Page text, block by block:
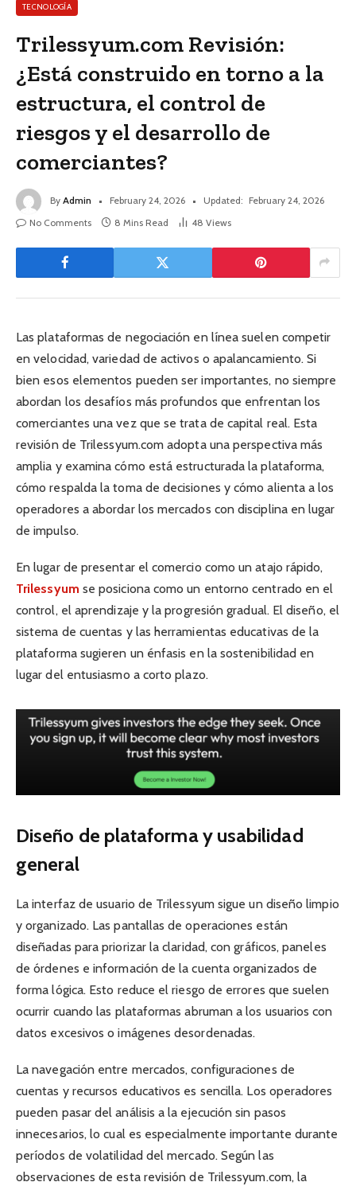
TECNOLOGÍA
Trilessyum.com Revisión:
¿Está construido en torno a la
estructura, el control de
riesgos y el desarrollo de
comerciantes?
By Admin February 24, 2026 Updated: February 24, 2026
No Comments
8 Mins Read 48 Views
Las plataformas de negociación en línea suelen competir
en velocidad, variedad de activos o apalancamiento. Si
bien esos elementos pueden ser importantes, no siempre
abordan los desafíos más profundos que enfrentan los
comerciantes una vez que se trata de capital real. Esta
revisión de Trilessyum.com adopta una perspectiva más
amplia y examina cómo está estructurada la plataforma,
cómo respalda la toma de decisiones y cómo alienta a los
operadores a abordar los mercados con disciplina en lugar
de impulso.
En lugar de presentar el comercio como un atajo rápido,
Trilessyum se posiciona como un entorno centrado en el
control, el aprendizaje y la progresión gradual. El diseño, el
sistema de cuentas y las herramientas educativas de la
plataforma sugieren un énfasis en la sostenibilidad en
lugar del entusiasmo a corto plazo.
Diseño de plataforma y usabilidad
general
La interfaz de usuario de Trilessyum sigue un diseño limpio
y organizado. Las pantallas de operaciones están
diseñadas para priorizar la claridad, con gráficos, paneles
de órdenes e información de la cuenta organizados de
forma lógica. Esto reduce el riesgo de errores que suelen
ocurrir cuando las plataformas abruman a los usuarios con
datos excesivos o imágenes desordenadas.
La navegación entre mercados, configuraciones de
cuentas y recursos educativos es sencilla. Los operadores
pueden pasar del análisis a la ejecución sin pasos
innecesarios, lo cual es especialmente importante durante
períodos de volatilidad del mercado. Según las
observaciones de esta revisión de Trilessyum.com, la